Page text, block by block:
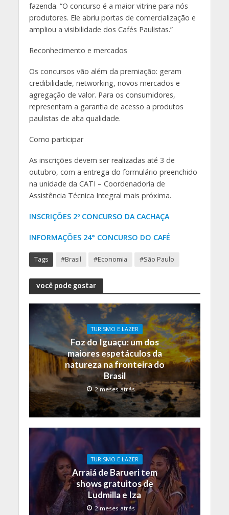
fazenda. “O concurso é a maior vitrine para nós
produtores. Ele abriu portas de comercialização e
ampliou a visibilidade dos Cafés Paulistas.”
Reconhecimento e mercados
Os concursos vão além da premiação: geram
credibilidade, networking, novos mercados e
agregação de valor. Para os consumidores,
representam a garantia de acesso a produtos
paulistas de alta qualidade.
Como participar
As inscrições devem ser realizadas até 3 de
outubro, com a entrega do formulário preenchido
na unidade da CATI – Coordenadoria de
Assistência Técnica Integral mais próxima.
INSCRIÇÕES 2º CONCURSO DA CACHAÇA
INFORMAÇÕES 24° CONCURSO DO CAFÉ
Tags #Brasil #Economia #São Paulo
você pode gostar
TURISMO E LAZER
Foz do Iguaçu: um dos
maiores espetáculos da
natureza na fronteira do
Brasil
2 meses atrás
TURISMO E LAZER
Arraiá de Barueri tem
shows gratuitos de
Ludmilla e Iza
2 meses atrás